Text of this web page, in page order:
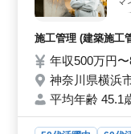
用・労災・健康
金制度も整ってい
す。
費
体
現
施工管理 (建築施工
年収500万円
神奈川県横浜
平均年齢 45.1